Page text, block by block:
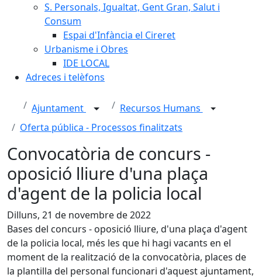
S. Personals, Igualtat, Gent Gran, Salut i
Consum
Espai d'Infància el Cireret
Urbanisme i Obres
IDE LOCAL
Adreces i telèfons
Ajuntament
Recursos Humans
Oferta pública - Processos finalitzats
Convocatòria de concurs -
oposició lliure d'una plaça
d'agent de la policia local
Dilluns, 21 de novembre de 2022
Bases del concurs - oposició lliure, d'una plaça d'agent
de la policia local, més les que hi hagi vacants en el
moment de la realització de la convocatòria, places de
la plantilla del personal funcionari d'aquest ajuntament,